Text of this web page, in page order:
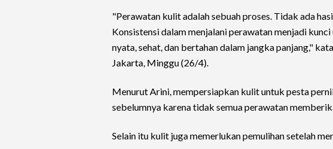
"Perawatan kulit adalah sebuah proses. Tidak ada
Konsistensi dalam menjalani perawatan menjadi
nyata, sehat, dan bertahan dalam jangka panjang,"
Jakarta, Minggu (26/4).
Menurut Arini, mempersiapkan kulit untuk pesta
sebelumnya karena tidak semua perawatan
Selain itu kulit juga memerlukan pemulihan setelah